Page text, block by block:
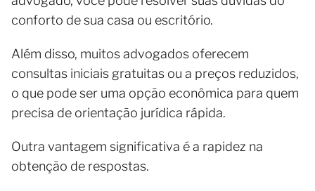
conforto de sua casa ou escritório.
Além disso, muitos advogados oferecem
consultas iniciais gratuitas ou a preços reduzidos,
o que pode ser uma opção econômica para quem
precisa de orientação jurídica rápida.
Outra vantagem significativa é a rapidez na
obtenção de respostas.